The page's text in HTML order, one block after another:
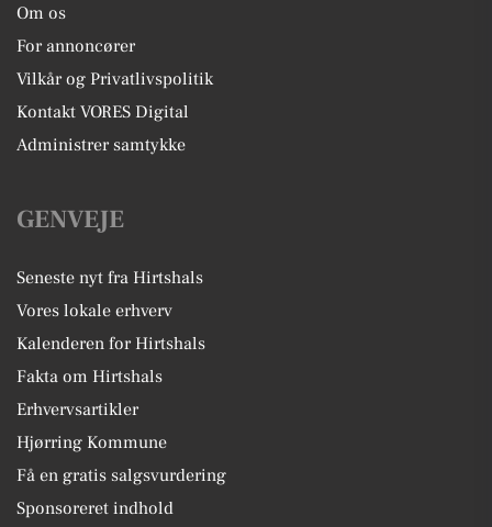
Om os
For annoncører
Vilkår og Privatlivspolitik
Kontakt VORES Digital
Administrer samtykke
GENVEJE
Seneste nyt fra Hirtshals
Vores lokale erhverv
Kalenderen for Hirtshals
Fakta om Hirtshals
Erhvervsartikler
Hjørring Kommune
Få en gratis salgsvurdering
Sponsoreret indhold